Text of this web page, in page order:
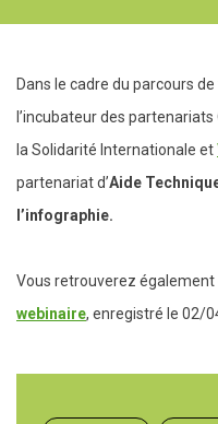
Dans le cadre du parcours
l’incubateur des partenariats
la Solidarité Internationale et
partenariat d’Aide
l’infographie.
Vous retrouverez
webinaire, enregistré le 02/